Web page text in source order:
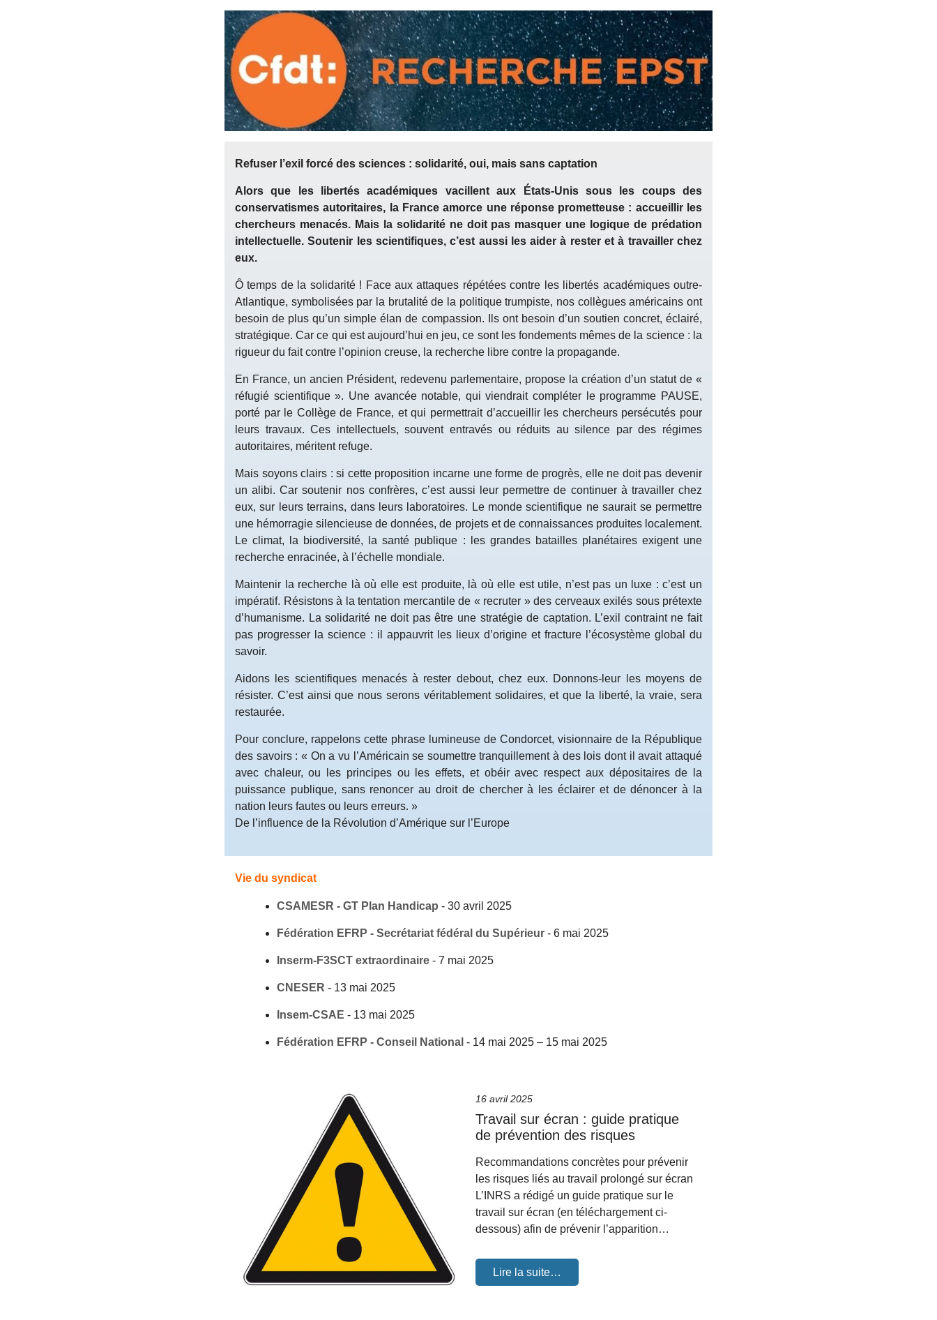
Refuser l’exil forcé des sciences : solidarité, oui, mais sans captation
Alors que les libertés académiques vacillent aux États-Unis sous les coups des
conservatismes autoritaires, la France amorce une réponse prometteuse : accueillir les
chercheurs menacés. Mais la solidarité ne doit pas masquer une logique de prédation
intellectuelle. Soutenir les scientifiques, c’est aussi les aider à rester et à travailler chez
eux.
Ô temps de la solidarité ! Face aux attaques répétées contre les libertés académiques outre-
Atlantique, symbolisées par la brutalité de la politique trumpiste, nos collègues américains ont
besoin de plus qu’un simple élan de compassion. Ils ont besoin d’un soutien concret, éclairé,
stratégique. Car ce qui est aujourd’hui en jeu, ce sont les fondements mêmes de la science : la
rigueur du fait contre l’opinion creuse, la recherche libre contre la propagande.
En France, un ancien Président, redevenu parlementaire, propose la création d’un statut de «
réfugié scientifique ». Une avancée notable, qui viendrait compléter le programme PAUSE,
porté par le Collège de France, et qui permettrait d’accueillir les chercheurs persécutés pour
leurs travaux. Ces intellectuels, souvent entravés ou réduits au silence par des régimes
autoritaires, méritent refuge.
Mais soyons clairs : si cette proposition incarne une forme de progrès, elle ne doit pas devenir
un alibi. Car soutenir nos confrères, c’est aussi leur permettre de continuer à travailler chez
eux, sur leurs terrains, dans leurs laboratoires. Le monde scientifique ne saurait se permettre
une hémorragie silencieuse de données, de projets et de connaissances produites localement.
Le climat, la biodiversité, la santé publique : les grandes batailles planétaires exigent une
recherche enracinée, à l’échelle mondiale.
Maintenir la recherche là où elle est produite, là où elle est utile, n’est pas un luxe : c’est un
impératif. Résistons à la tentation mercantile de « recruter » des cerveaux exilés sous prétexte
d’humanisme. La solidarité ne doit pas être une stratégie de captation. L’exil contraint ne fait
pas progresser la science : il appauvrit les lieux d’origine et fracture l’écosystème global du
savoir.
Aidons les scientifiques menacés à rester debout, chez eux. Donnons-leur les moyens de
résister. C’est ainsi que nous serons véritablement solidaires, et que la liberté, la vraie, sera
restaurée.
Pour conclure, rappelons cette phrase lumineuse de Condorcet, visionnaire de la République
des savoirs : « On a vu l’Américain se soumettre tranquillement à des lois dont il avait attaqué
avec chaleur, ou les principes ou les effets, et obéir avec respect aux dépositaires de la
puissance publique, sans renoncer au droit de chercher à les éclairer et de dénoncer à la
nation leurs fautes ou leurs erreurs. »
De l’influence de la Révolution d’Amérique sur l’Europe
Vie du syndicat
CSAMESR - GT Plan Handicap - 30 avril 2025
Fédération EFRP - Secrétariat fédéral du Supérieur - 6 mai 2025
Inserm-F3SCT extraordinaire - 7 mai 2025
CNESER - 13 mai 2025
Insem-CSAE - 13 mai 2025
Fédération EFRP - Conseil National - 14 mai 2025 – 15 mai 2025
16 avril 2025
Travail sur écran : guide pratique
de prévention des risques
Recommandations concrètes pour prévenir
les risques liés au travail prolongé sur écran
L’INRS a rédigé un guide pratique sur le
travail sur écran (en téléchargement ci-
dessous) afin de prévenir l’apparition…
Lire la suite…